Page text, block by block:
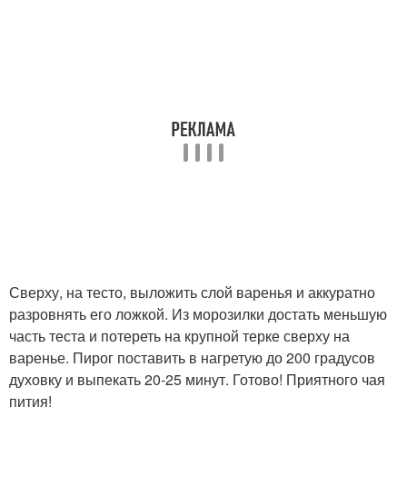
Сверху, на тесто, выложить слой варенья и аккуратно
разровнять его ложкой. Из морозилки достать меньшую
часть теста и потереть на крупной терке сверху на
варенье. Пирог поставить в нагретую до 200 градусов
духовку и выпекать 20-25 минут. Готово! Приятного чая
пития!